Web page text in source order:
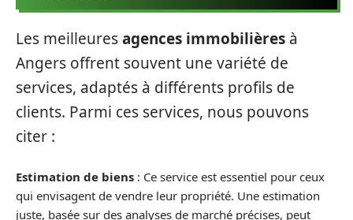
Les meilleuresagences immobilières à
Angers offrent souvent une variété de
services, adaptés à différents profils de
clients. Parmi ces services, nous pouvons
citer :
Estimation de biens : Ce service est essentiel pour ceux
qui envisagent de vendre leur propriété. Une estimation
juste, basée sur des analyses de marché précises, peut